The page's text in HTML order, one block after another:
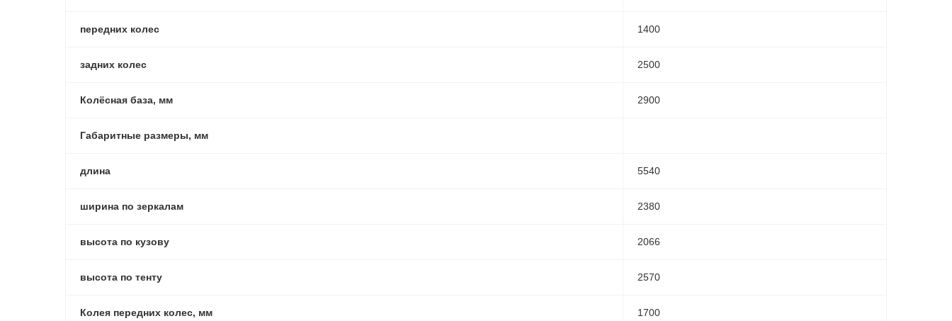
передних колес 1400
задних колес 2500
Колёсная база, мм 2900
Габаритные размеры, мм
длина 5540
ширина по зеркалам 2380
высота по кузову 2066
высота по тенту 2570
Колея передних колес, мм 1700